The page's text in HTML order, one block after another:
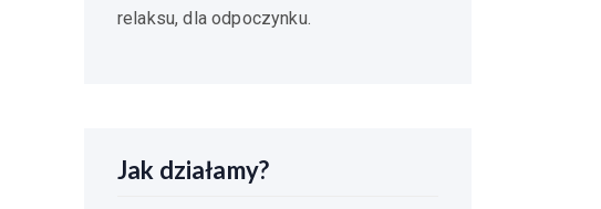
relaksu, dla odpoczynku.
Jak działamy?